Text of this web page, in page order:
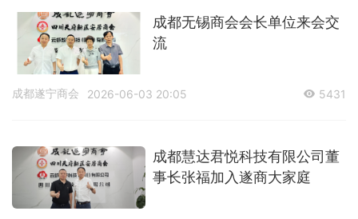
成都无锡商会会长单位来会交
流
成都遂宁商会 2026-06-03 20:05 5431
成都慧达君悦科技有限公司董
事长张福加入遂商大家庭